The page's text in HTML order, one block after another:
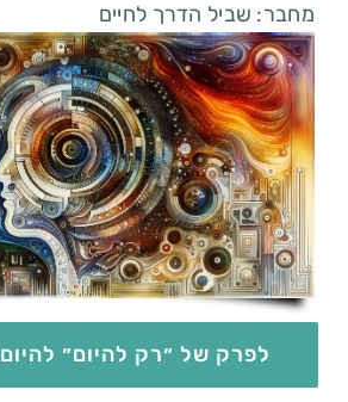
מחבר: שביל הדרך לחיים
לפרק של ״רק להיום״ להיום